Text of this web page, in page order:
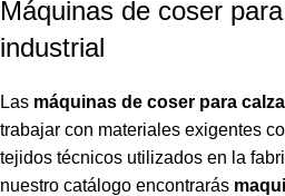
Máquinas de coser
industrial
Las máquinas de coser para
trabajar con materiales exigentes
tejidos técnicos utilizados en la
nuestro catálogo encontrarás